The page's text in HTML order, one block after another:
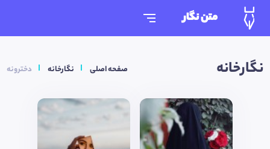
متن نگار
نگارخانه صفحه اصلی نگارخانه دخترونه